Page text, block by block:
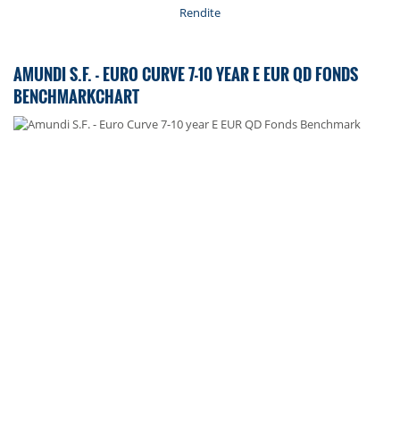
Rendite
AMUNDI S.F. - EURO CURVE 7-10 YEAR E EUR QD FONDS
BENCHMARKCHART